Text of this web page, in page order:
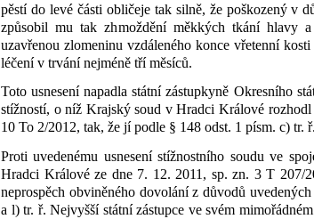
pěstí do levé části obličeje tak silně, že poškozený v
způsobil mu tak zhmoždění měkkých tkání hlavy
uzavřenou zlomeninu vzdáleného konce vřetenní
léčení v trvání nejméně tří měsíců.
Toto usnesení napadla státní zástupkyně Okresního
stížností, o níž Krajský soud v Hradci Králové rozhodl
10 To 2/2012, tak, že jí podle § 148 odst. 1 písm. c) tr.
Proti uvedenému usnesení stížnostního soudu ve
Hradci Králové ze dne 7. 12. 2011, sp. zn. 3 T 207/
neprospěch obviněného dovolání z důvodů
a l) tr. ř. Nejvyšší státní zástupce ve svém